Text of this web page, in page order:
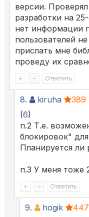
версии.
разработки на
нет информации
пользователей
прислать мне
проведу их
+ – Ответить
8. kiruha 389
(6)
п.2 Т.е.
блокировок"
Планируется ли
п.3 У меня тоже
+ – Ответить
9. hogik 447